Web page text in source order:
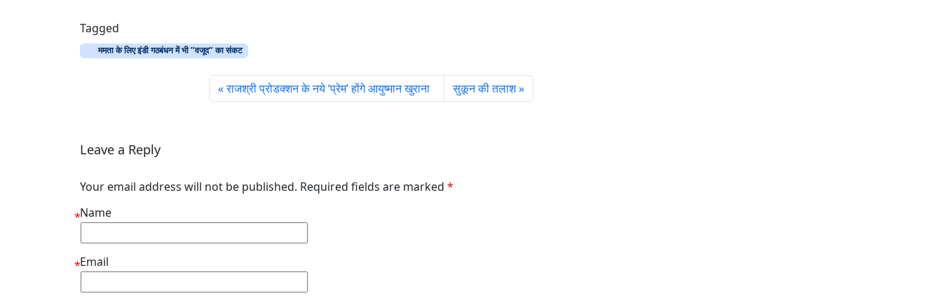
Tagged
ममता के लिए इंडी गठबंधन में भी ’’वजूद’’ का संकट
राजश्री प्रोडक्‍शन के नये ‘प्रेम’ होंगे आयुष्मान खुराना सुकून की तलाश
Leave a Reply
Your email address will not be published. Required fields are marked *
Name
*
Email
*